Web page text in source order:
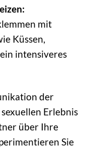
mit
Küssen,
intensiveres
der
Erlebnis
über Ihre
Sie